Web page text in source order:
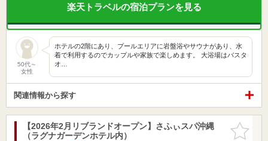
楽天トラベルの宿泊プランを見る
50代～
女性
ホテルの2階にあり、プールエリアに岩盤浴やサウナがあり、水
着で利用するのでカップルや家族で楽しめます。 大浴場はバスタ
オ…
関連情報から探す
お気に入
りに追加
【2026年2月リブランドオープン】さふぃスパ沖縄
（ラグナガーデンホテル内）